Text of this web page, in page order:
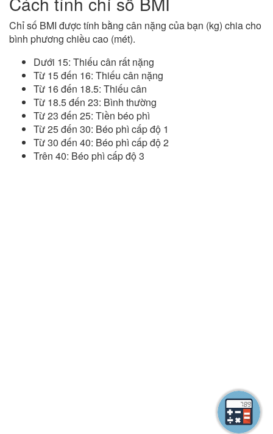
Chỉ số BMI được tính bằng cân nặng của bạn (kg) chia cho
bình phương chiều cao (mét).
Dưới 15: Thiếu cân rất nặng
Từ 15 đến 16: Thiếu cân nặng
Từ 16 đến 18.5: Thiếu cân
Từ 18.5 đến 23: Bình thường
Từ 23 đến 25: Tiền béo phì
Từ 25 đến 30: Béo phì cấp độ 1
Từ 30 đến 40: Béo phì cấp độ 2
Trên 40: Béo phì cấp độ 3